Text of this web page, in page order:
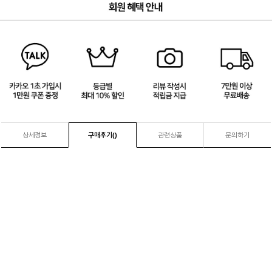
상세정보 구매후기() 관련상품 문의하기